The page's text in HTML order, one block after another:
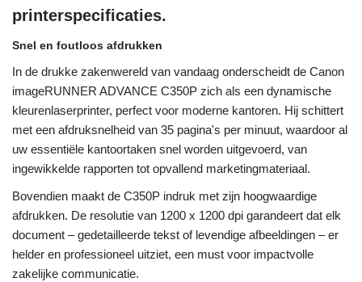
printerspecificaties.
Snel en foutloos afdrukken
In de drukke zakenwereld van vandaag onderscheidt de Canon
imageRUNNER ADVANCE C350P zich als een dynamische
kleurenlaserprinter, perfect voor moderne kantoren. Hij schittert
met een afdruksnelheid van 35 pagina's per minuut, waardoor al
uw essentiële kantoortaken snel worden uitgevoerd, van
ingewikkelde rapporten tot opvallend marketingmateriaal.
Bovendien maakt de C350P indruk met zijn hoogwaardige
afdrukken. De resolutie van 1200 x 1200 dpi garandeert dat elk
document – ​​gedetailleerde tekst of levendige afbeeldingen – er
helder en professioneel uitziet, een must voor impactvolle
zakelijke communicatie.